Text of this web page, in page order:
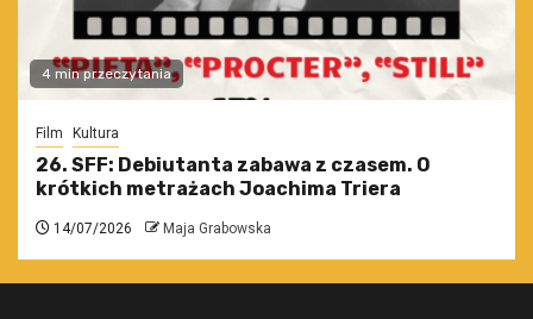
4 min przeczytania
Film Kultura
26. SFF: Debiutanta zabawa z czasem. O
krótkich metrażach Joachima Triera
14/07/2026 Maja Grabowska